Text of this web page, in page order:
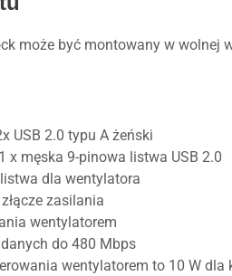
może być montowany w wolnej
USB 2.0 typu A żeński
x męska 9-pinowa listwa USB 2.0
dla wentylatora
zasilania
wentylatorem
do 480 Mbps
wentylatorem to 10 W dla